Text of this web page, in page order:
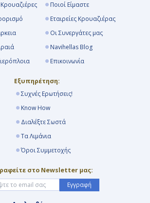
Ποιοί Είμαστε
Εταιρείες Κρουαζιέρας
Οι Συνεργάτες μας
Navihellas Blog
Επικοινωνία
Εξυπηρέτηση:
Συχνές Ερωτήσεις!
Know How
Διαλέξτε Σωστά
Τα Λιμάνια
Όροι Συμμετοχής
στο Newsletter μας:
Εγγραφή